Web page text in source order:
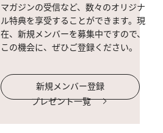
マガジンの受信など、数々のオリジナ
ル特典を享受することができます。現
在、新規メンバーを募集中ですので、
この機会に、ぜひご登録ください。
新規メンバー登録
プレゼント一覧